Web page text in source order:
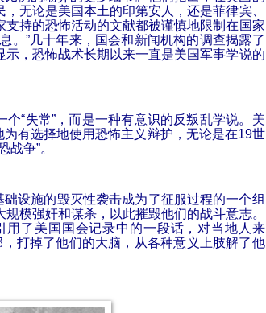
无论是美国本土的印第安人，还是菲律宾、
持的恐怖活动的文献都被谨慎地限制在国家
。 ”几十年来，国会和新闻机构的调查揭露了
，恐怖战术长期以来一直是美国军事学说的
个“失常” ，而是一种有意识的反叛乱学说。美
有选择地使用恐怖主义辩护，无论是在19世
战争”。
设施的毁灭性袭击成为了征服过程的一个组
模强奸和谋杀，以此摧毁他们的战斗意志。
了美国国会记录中的一段话，对当地人来
打掉了他们的大脑，从各种意义上肢解了他